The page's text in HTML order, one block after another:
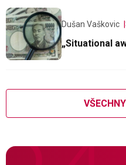
Dušan Vaškovic
„Situational